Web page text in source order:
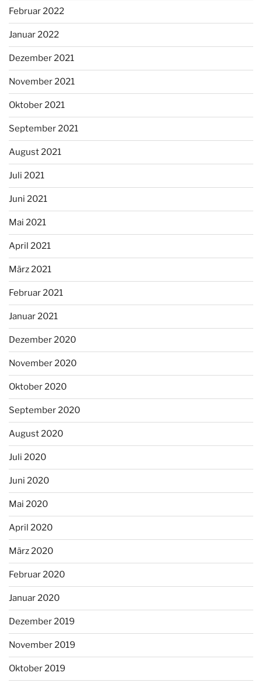
Februar 2022
Januar 2022
Dezember 2021
November 2021
Oktober 2021
September 2021
August 2021
Juli 2021
Juni 2021
Mai 2021
April 2021
März 2021
Februar 2021
Januar 2021
Dezember 2020
November 2020
Oktober 2020
September 2020
August 2020
Juli 2020
Juni 2020
Mai 2020
April 2020
März 2020
Februar 2020
Januar 2020
Dezember 2019
November 2019
Oktober 2019